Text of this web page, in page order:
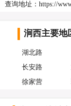
查询地址：https://
涧西主要地
湖北路
长安路
徐家营